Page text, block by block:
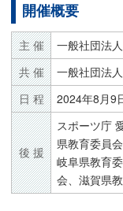
開催概要
主 催
一般社団法
共 催
一般社団法
日 程
2024年8月9
後 援
スポーツ庁
県教育委員
岐阜県教育
会、滋賀県